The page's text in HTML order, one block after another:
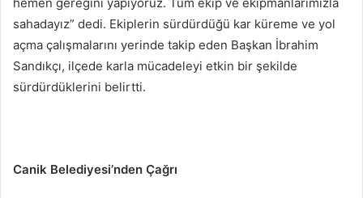
hemen gereğini yapıyoruz. Tüm ekip ve ekipmanlarımızla
sahadayız” dedi. Ekiplerin sürdürdüğü kar küreme ve yol
açma çalışmalarını yerinde takip eden Başkan İbrahim
Sandıkçı, ilçede karla mücadeleyi etkin bir şekilde
sürdürdüklerini belirtti.
Canik Belediyesi’nden Çağrı